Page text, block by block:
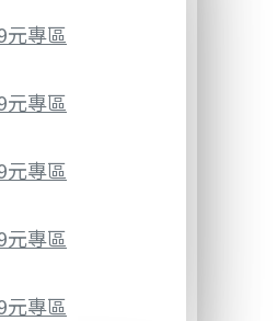
元專區
元專區
元專區
元專區
元專區